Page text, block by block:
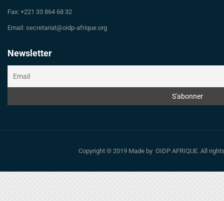
Fax: +221 33 864 68 32
Email: secretariat@oidp-afrique.org
Newsletter
Copyright © 2019 Made by OIDP AFRIQUE. All